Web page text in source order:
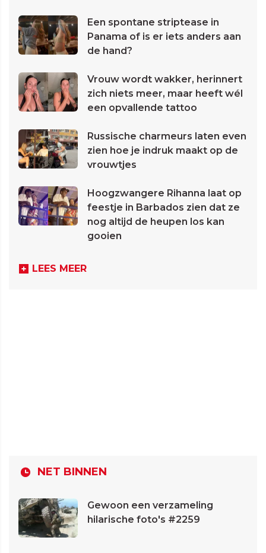
Een spontane striptease in
Panama of is er iets anders aan
de hand?
Vrouw wordt wakker, herinnert
zich niets meer, maar heeft wél
een opvallende tattoo
Russische charmeurs laten even
zien hoe je indruk maakt op de
vrouwtjes
Hoogzwangere Rihanna laat op
feestje in Barbados zien dat ze
nog altijd de heupen los kan
gooien
LEES MEER
NET BINNEN
Gewoon een verzameling
hilarische foto's #2259